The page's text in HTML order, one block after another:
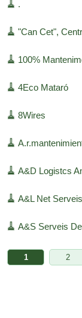
🧹 .
🧹 "Can Cet",
🧹 100%
🧹 4Eco Mataró
🧹 8Wires
🧹
🧹 A&D Logistcs
🧹 A&L Net Serveis
🧹 A&S Serveis
1 2